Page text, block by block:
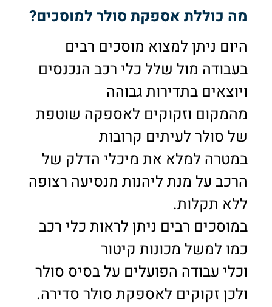
מה כוללת אספקת סולר למוסכים?
היום ניתן למצוא מוסכים רבים
בעבודה מול שלל כלי רכב הנכנסים
ויוצאים בתדירות גבוהה
מהמקום וזקוקים לאספקה שוטפת
של סולר לעיתים קרובות
במטרה למלא את מיכלי הדלק של
הרכב על מנת ליהנות מנסיעה רצופה
ללא תקלות.
במוסכים רבים ניתן לראות כלי רכב
כמו למשל מכונות קיטור
וכלי עבודה הפועלים על בסיס סולר
ולכן זקוקים לאספקת סולר סדירה.